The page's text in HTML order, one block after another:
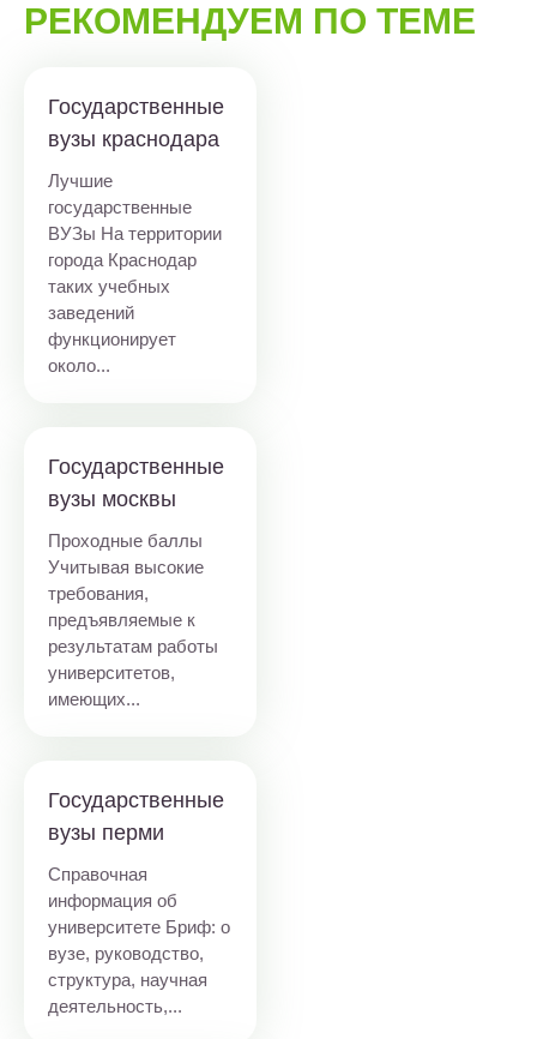
РЕКОМЕНДУЕМ ПО ТЕМЕ
Государственные
вузы краснодара
Лучшие
государственные
ВУЗы На территории
города Краснодар
таких учебных
заведений
функционирует
около...
Государственные
вузы москвы
Проходные баллы
Учитывая высокие
требования,
предъявляемые к
результатам работы
университетов,
имеющих...
Государственные
вузы перми
Справочная
информация об
университете Бриф: о
вузе, руководство,
структура, научная
деятельность,...